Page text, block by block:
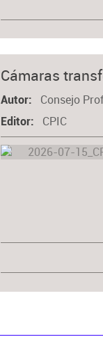
Cámaras
Autor Consejo
Editor CPIC